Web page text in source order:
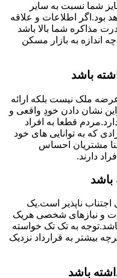
شما نسبت به سایر
بود.اگر اطلاعات و علاقه
مذاکره شما بالا باشد
اندازه به بازار مسکن
باشد
ملک نیست بلکه ارائه
نشان دادن خودِ واقعی و
قطعا به افراد
که به توانایی های خود
مشتریان احساس
دارند.
باشد
ناپذیر است.یک
و نیازهای شخصی هریک
به تک تک خواسته
بیشتر به قرارداد نزدیک
باشد